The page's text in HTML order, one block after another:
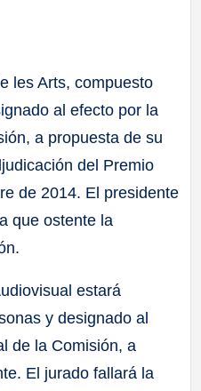
les Arts, compuesto
al efecto por la
a propuesta de su
del Premio
de 2014. El presidente
que ostente la
estará
y designado al
de la Comisión, a
El jurado fallará la